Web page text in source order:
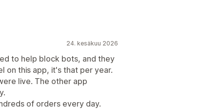
24. kesäkuu 2026
to help block bots, and they
on this app, it's that per year.
live. The other app
of orders every day.